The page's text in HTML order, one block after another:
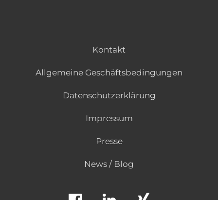
Kontakt
Allgemeine Geschäftsbedingungen
Datenschutzerklärung
Impressum
Presse
News / Blog